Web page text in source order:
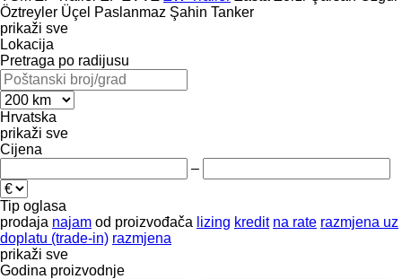
Öztreyler Üçel Paslanmaz Şahin Tanker
prikaži sve
Lokacija
Pretraga po radijusu
Hrvatska
prikaži sve
Cijena
–
Tip oglasa
prodaja najam od proizvođača lizing kredit na rate razmjena uz
doplatu (trade-in) razmjena
prikaži sve
Godina proizvodnje